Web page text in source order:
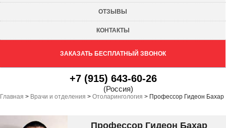
ОТЗЫВЫ
КОНТАКТЫ
ЗАКАЗАТЬ БЕСПЛАТНЫЙ ЗВОНОК
+7 (915) 643-60-26
(Россия)
Главная > Врачи и отделения > Отоларингология > Профессор Гидеон Бахар
Профессор Гидеон Бахар